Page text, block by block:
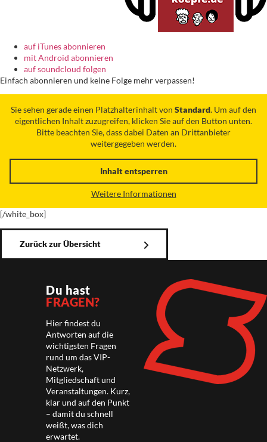
auf iTunes abonnieren
mit Android abonnieren
auf soundcloud folgen
Einfach abonnieren und keine Folge mehr verpassen!
Sie sehen gerade einen Platzhalterinhalt von Standard. Um auf den
eigentlichen Inhalt zuzugreifen, klicken Sie auf den Button unten.
Bitte beachten Sie, dass dabei Daten an Drittanbieter
weitergegeben werden.
Inhalt entsperren
Weitere Informationen
[/white_box]
Zurück zur Übersicht
Du hast
FRAGEN?
Hier findest du
Antworten auf die
wichtigsten Fragen
rund um das VIP-
Netzwerk,
Mitgliedschaft und
Veranstaltungen. Kurz,
klar und auf den Punkt
– damit du schnell
weißt, was dich
erwartet.